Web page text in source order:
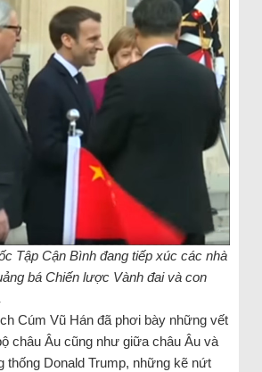
Tập Cận Bình đang tiếp xúc các nhà
bá Chiến lược Vành đai và con
Cúm Vũ Hán đã phơi bày những vết
châu Âu cũng như giữa châu Âu và
thống Donald Trump, những kẽ nứt